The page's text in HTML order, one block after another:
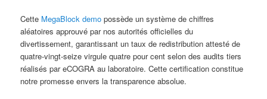
Cette MegaBlock demo possède un système de chiffres
aléatoires approuvé par nos autorités officielles du
divertissement, garantissant un taux de redistribution attesté de
quatre-vingt-seize virgule quatre pour cent selon des audits tiers
réalisés par eCOGRA au laboratoire. Cette certification constitue
notre promesse envers la transparence absolue.